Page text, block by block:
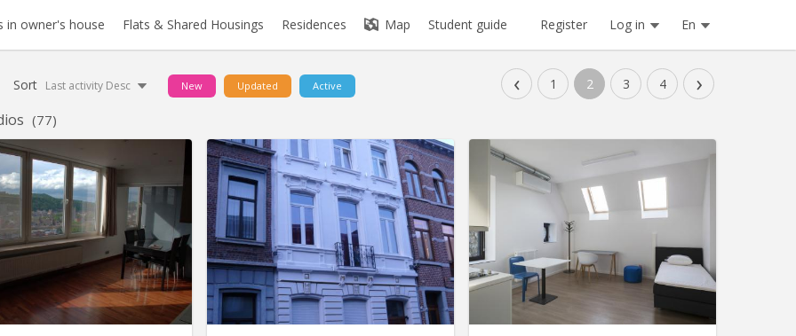
in owner's house Flats & Shared Housings Residences Map Student guide Register Log in En
‹ 1 2 3 4 ›
Sort Last activity Desc New Updated Active
(77)